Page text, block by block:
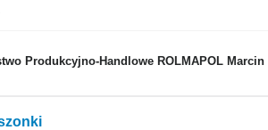
Produkcyjno-Handlowe ROLMAPOL Marcin